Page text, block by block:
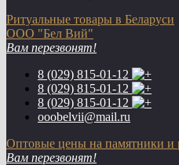
Ритуальные товары в Беларуси
ООО "Бел Вий"
Вам перезвонят!
8 (029) 815-01-12
8 (029) 815-01-12
8 (029) 815-01-12
ooobelvii@mail.ru
Оптовые цены на памятники и
Вам перезвонят!